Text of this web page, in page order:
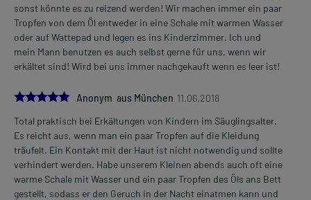
sonst könnte es zu reizend werden! Wir machen immer ein paar
Tropfen von dem Öl entweder in eine Schale mit warmen Wasser
oder auf Wattepad und legen es ins Kinderzimmer. Ich und
mein Mann benutzen es auch selbst gerne für uns, wenn wir
erkältet sind! Wird bei uns immer nachgekauft wenn es leer ist!
5.0Anonym aus München 11.06.2018
Total praktisch bei Erkältungen von Kindern im Säuglingsalter.
Es reicht aus, wenn man ein paar Tropfen auf die Kleidung
träufelt. Ein Kontakt mit der Haut ist nicht notwendig und sollte
verhindert werden. Habe unserem Kleinen abends auch oft eine
warme Schale mit Wasser und ein paar Tropfen des Öls ans Bett
gestellt, sodass er den Geruch in der Nacht einatmen kann und